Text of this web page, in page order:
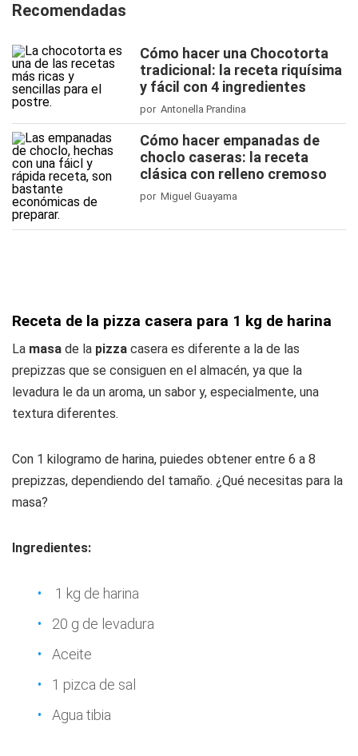
Recomendadas
Cómo hacer una Chocotorta
tradicional: la receta riquísima
y fácil con 4 ingredientes
por Antonella Prandina
Cómo hacer empanadas de
choclo caseras: la receta
clásica con relleno cremoso
por Miguel Guayama
Receta de la pizza casera para 1 kg de harina
La masa de la pizza casera es diferente a la de las
prepizzas que se consiguen en el almacén, ya que la
levadura le da un aroma, un sabor y, especialmente, una
textura diferentes.
Con 1 kilogramo de harina, puiedes obtener entre 6 a 8
prepizzas, dependiendo del tamaño. ¿Qué necesitas para la
masa?
Ingredientes:
1 kg de harina
20 g de levadura
Aceite
1 pizca de sal
Agua tibia